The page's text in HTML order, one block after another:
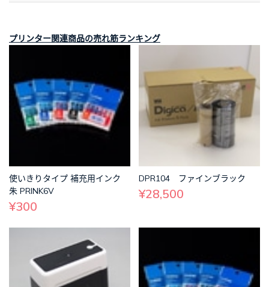
プリンター関連商品の売れ筋ランキング
使いきりタイプ 補充用インク
朱 PRINK6V
¥300
DPR104 ファインブラック
¥28,500